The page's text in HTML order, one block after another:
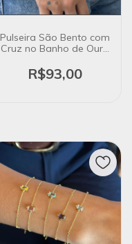
Pulseira São Bento com
Cruz no Banho de Ouro
R$93,00